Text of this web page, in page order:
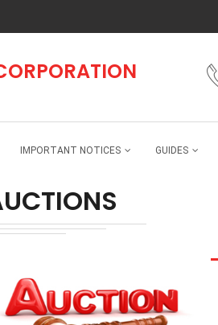
IMPORTANT NOTICES GUIDES